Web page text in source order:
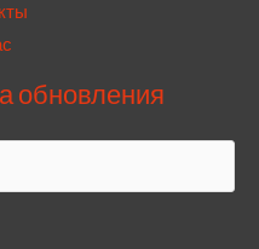
обновления